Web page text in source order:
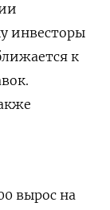
инвесторы
к
вырос на